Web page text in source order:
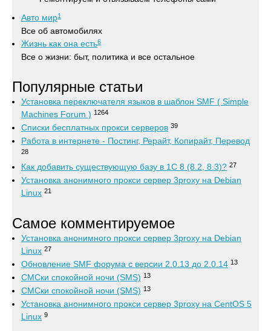
Авто мир1
Все об автомобилях
Жизнь как она есть6
Все о жизни: быт, политика и все остальное
Популярные статьи
Установка переключателя языков в шаблон SMF ( Simple
Machines Forum ) 1264
Списки бесплатных прокси серверов 39
Работа в интернете - Постинг, Рерайт, Копирайт, Перевод
28
Как добавить существующую базу в 1С 8 (8.2, 8.3)? 27
Установка анонимного прокси сервер 3proxy на Debian
Linux 21
Самое комментируемое
Установка анонимного прокси сервер 3proxy на Debian
Linux 27
Обновление SMF форума с версии 2.0.13 до 2.0.14 13
СМСки спокойной ночи (SMS) 13
СМСки спокойной ночи (SMS) 13
Установка анонимного прокси сервер 3proxy на CentOS 5
Linux 9